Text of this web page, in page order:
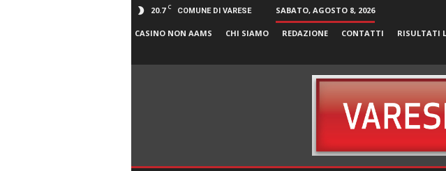
20.7 C COMUNE DI VARESE SABATO, AGOSTO 8, 2026
CASINO NON AAMS CHI SIAMO REDAZIONE CONTATTI RISULTATI